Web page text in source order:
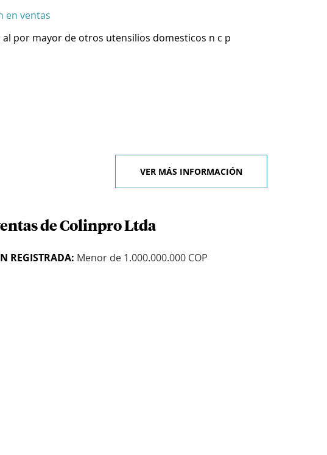
en ventas
al por mayor de otros utensilios domesticos n c p
VER MÁS INFORMACIÓN
de Colinpro Ltda
REGISTRADA: Menor de 1.000.000.000 COP